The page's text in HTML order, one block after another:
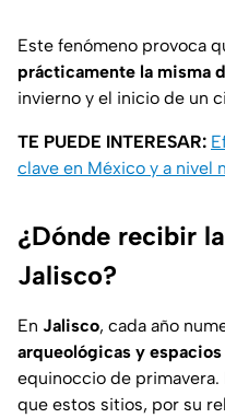
Este fenómeno provoca
prácticamente la misma
invierno y el inicio de un
TE PUEDE INTERESAR:
clave en México y a nivel
¿Dónde recibir
Jalisco?
En Jalisco, cada año
arqueológicas y
equinoccio de
que estos sitios, por su